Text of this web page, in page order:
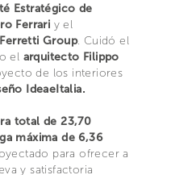
Estratégico de
Ferrari y el
Group. Cuidó el
el arquitecto Filippo
de los interiores
IdeaeItalia.
total de 23,70
máxima de 6,36
para ofrecer a
y satisfactoria